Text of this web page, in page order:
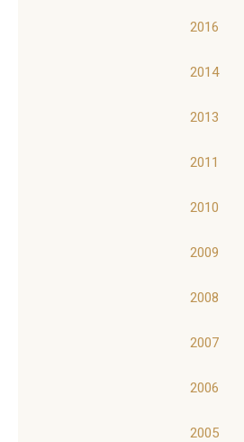
2016
2014
2013
2011
2010
2009
2008
2007
2006
2005